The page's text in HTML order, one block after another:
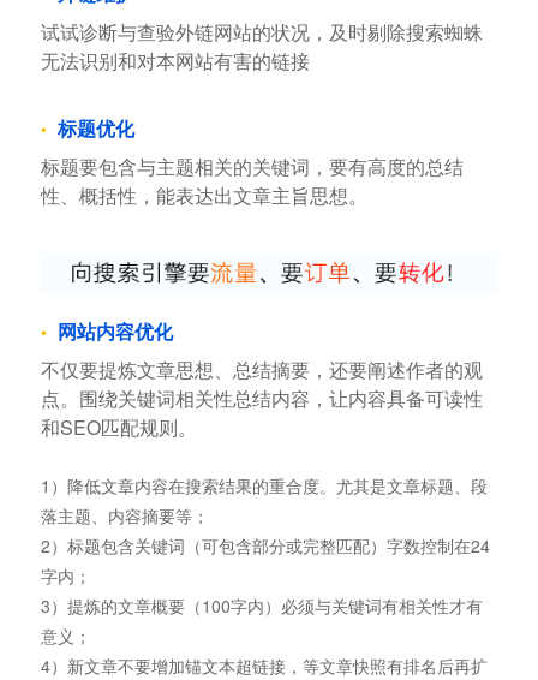
试试诊断与查验外链网站的状况，及时剔除搜索蜘蛛
无法识别和对本网站有害的链接
标题优化
标题要包含与主题相关的关键词，要有高度的总结
性、概括性，能表达出文章主旨思想。
网站内容优化
不仅要提炼文章思想、总结摘要，还要阐述作者的观
点。围绕关键词相关性总结内容，让内容具备可读性
和SEO匹配规则。
1）降低文章内容在搜索结果的重合度。尤其是文章标题、段
落主题、内容摘要等；
2）标题包含关键词（可包含部分或完整匹配）字数控制在24
字内；
3）提炼的文章概要（100字内）必须与关键词有相关性才有
意义；
4）新文章不要增加锚文本超链接，等文章快照有排名后再扩